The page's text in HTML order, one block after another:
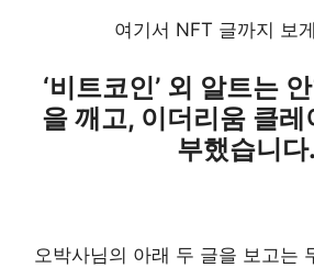
여기서 NFT 글까지 보
‘비트코인’ 외 알트는
을 깨고, 이더리움 클
부했습니다.
오박사님의 아래 두 글을 보고는